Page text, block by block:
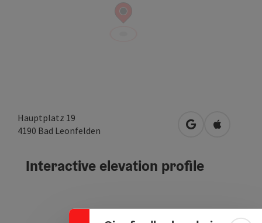
Hauptplatz 19
4190 Bad Leonfelden open in Google
Open in
Interactive elevation profile